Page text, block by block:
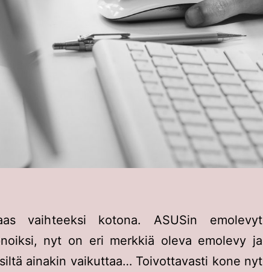
vaihteeksi kotona. ASUSin emolevyt
nyt on eri merkkiä oleva emolevy ja
ainakin vaikuttaa… Toivottavasti kone nyt